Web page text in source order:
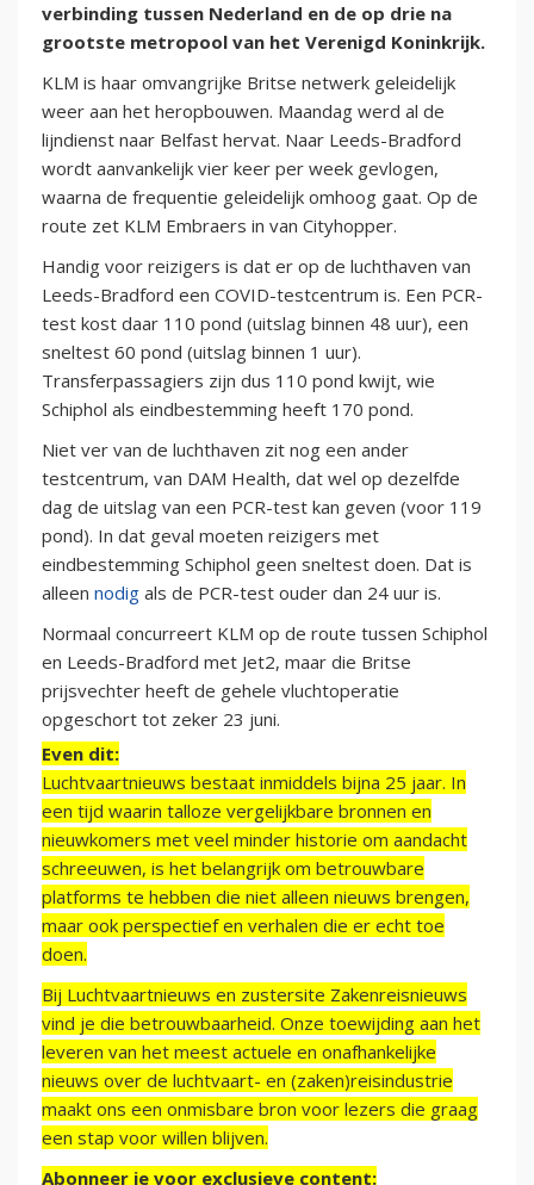
verbinding tussen Nederland en de op drie na
grootste metropool van het Verenigd Koninkrijk.
KLM is haar omvangrijke Britse netwerk geleidelijk
weer aan het heropbouwen. Maandag werd al de
lijndienst naar Belfast hervat. Naar Leeds-Bradford
wordt aanvankelijk vier keer per week gevlogen,
waarna de frequentie geleidelijk omhoog gaat. Op de
route zet KLM Embraers in van Cityhopper.
Handig voor reizigers is dat er op de luchthaven van
Leeds-Bradford een COVID-testcentrum is. Een PCR-
test kost daar 110 pond (uitslag binnen 48 uur), een
sneltest 60 pond (uitslag binnen 1 uur).
Transferpassagiers zijn dus 110 pond kwijt, wie
Schiphol als eindbestemming heeft 170 pond.
Niet ver van de luchthaven zit nog een ander
testcentrum, van DAM Health, dat wel op dezelfde
dag de uitslag van een PCR-test kan geven (voor 119
pond). In dat geval moeten reizigers met
eindbestemming Schiphol geen sneltest doen. Dat is
alleen nodig als de PCR-test ouder dan 24 uur is.
Normaal concurreert KLM op de route tussen Schiphol
en Leeds-Bradford met Jet2, maar die Britse
prijsvechter heeft de gehele vluchtoperatie
opgeschort tot zeker 23 juni.
Even dit:
Luchtvaartnieuws bestaat inmiddels bijna 25 jaar. In
een tijd waarin talloze vergelijkbare bronnen en
nieuwkomers met veel minder historie om aandacht
schreeuwen, is het belangrijk om betrouwbare
platforms te hebben die niet alleen nieuws brengen,
maar ook perspectief en verhalen die er echt toe
doen.
Bij Luchtvaartnieuws en zustersite Zakenreisnieuws
vind je die betrouwbaarheid. Onze toewijding aan het
leveren van het meest actuele en onafhankelijke
nieuws over de luchtvaart- en (zaken)reisindustrie
maakt ons een onmisbare bron voor lezers die graag
een stap voor willen blijven.
Abonneer je voor exclusieve content: